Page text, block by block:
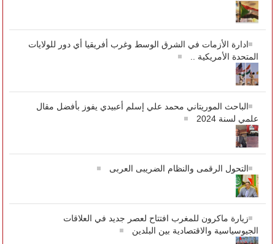
ادارة الأزمات في الشرق الوسط وغرب أفريقيا أي دور للولايات
المتحدة الأمريكية ..
الباحث الموريتاني محمد علي إسلم أعبيدي يفوز بأفضل مقال
علمي لسنة 2024
التحول الرقمى والنظام الضريبى العربى
زيارة ماكرون للمغرب افتتاح لعصر جديد في العلاقات
الجيوسياسية والاقتصادية بين البلدين